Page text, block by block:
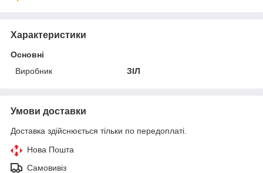
Характеристики
Основні
Виробник
ЗІЛ
Умови доставки
Доставка здійснюється тільки по передоплаті.
Нова Пошта
Самовивіз